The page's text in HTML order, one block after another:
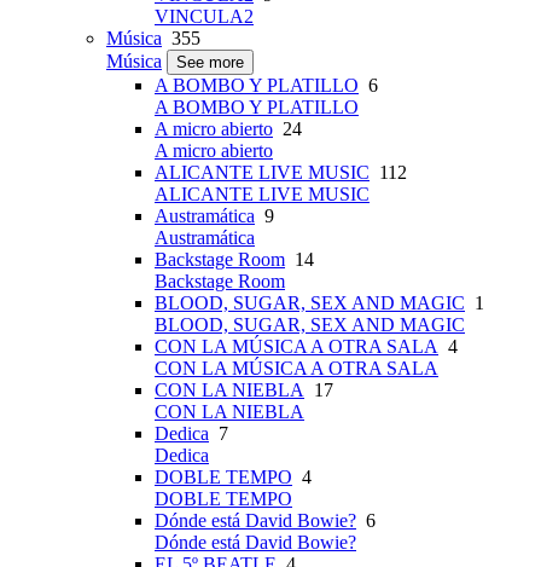
VINCULA2
Música 355
Música
See more
A BOMBO Y PLATILLO 6
A BOMBO Y PLATILLO
A micro abierto 24
A micro abierto
ALICANTE LIVE MUSIC 112
ALICANTE LIVE MUSIC
Austramática 9
Austramática
Backstage Room 14
Backstage Room
BLOOD, SUGAR, SEX AND MAGIC 1
BLOOD, SUGAR, SEX AND MAGIC
CON LA MÚSICA A OTRA SALA 4
CON LA MÚSICA A OTRA SALA
CON LA NIEBLA
17
CON LA NIEBLA
Dedica 7
Dedica
DOBLE TEMPO 4
DOBLE TEMPO
Dónde está David Bowie? 6
Dónde está David Bowie?